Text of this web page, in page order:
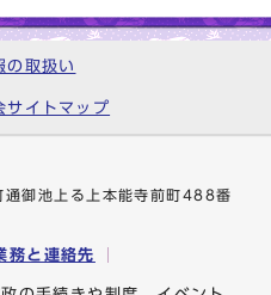
の取扱い
サイトマップ
御池上る上本能寺前町488番
務と連絡先